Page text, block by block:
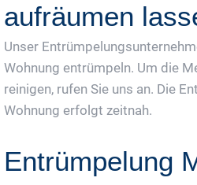
aufräumen
Unser
Wohnung entrümpeln. Um die
reinigen, rufen Sie uns an. Die
Wohnung erfolgt zeitnah.
Entrümpelung